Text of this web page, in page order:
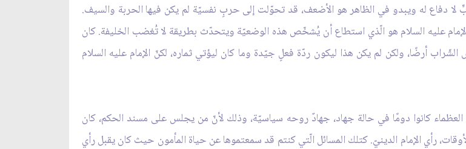
لا دفاع له ويبدو في الظاهر هو الأضعف، قد تحوّلت إلى حربٍ نفسيّة لم يكن فيها الحربة والسيف.
الإمام عليه السلام هو الّذي استطاع أن يُشخّص هذه الوضعيّة ويتحدّث بطريقة لا تُغضب الخليفة. كان
أرضًا، ولكن لم يكن هذا ليكون ردّة فعلٍ جيّدة وما كان ليؤتي ثماره، لكنّ الإمام عليه السلام
كانوا دومًا في حالة جهاد، جهادٌ روحه سياسيّة، وذلك لأنّ من يجلس على مسند الحكم، كان
رأي الإمام الدينيّ. كتلك المسائل الّتي كنتم قد سمعتموها عن حياة المأمون حيث كان يقبل رأي